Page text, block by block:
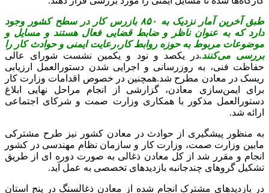
بازرسان کار با حضور در واحدهای اقتصادی و تذکرات به موقع
درخصوص مکان‌های ناایمن از وقوع حوادث ناشی از کار که می‌تواند
تبعات بسیاری برای افراد، خانواده‌ها و جامعه داشته باشد، پیشگیری
می‌کنند.
ارتباط فردا: برابر ماده ۹۱ قانون کار، کارفرمایان مکلفند برای
تامین حفاظت و سلامت کارگران در محیط کار، وسایل و امکانات
لازم ایمنی را تهیه کرده و در اختیار آنها قرار دهند؛ کارگران نیز ملزم
به استفاده و نگهداری مناسب از تجهیزات محافظتی و بهداشت
فردی و رعایت دستورالعمل‌های مربوطه در محیط کاری خود
هستند.
انتهای پیام